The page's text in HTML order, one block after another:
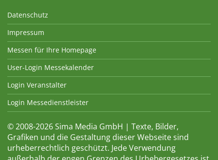
Datenschutz
Impressum
Messen für Ihre Homepage
User-Login Messekalender
Login Veranstalter
Login Messedienstleister
© 2008-2026 Sima Media GmbH | Texte, Bilder,
Grafiken und die Gestaltung dieser Webseite sind
urheberrechtlich geschützt. Jede Verwendung